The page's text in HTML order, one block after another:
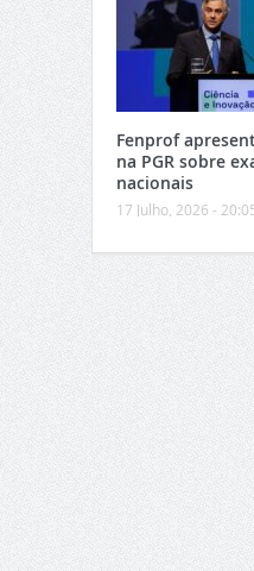
Fenprof
na PGR sobre
nacionais
17 Julho, 2026 -